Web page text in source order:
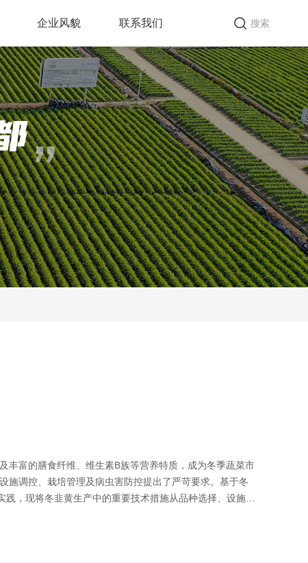
企业风貌 联系我们 搜索
丰富的膳食纤维、维生素B族等营养特质，成为冬季蔬菜市
施调控、栽培管理及病虫害防控提出了严苛要求。基于冬
，现将冬韭黄生产中的重要技术措施从品种选择、设施构